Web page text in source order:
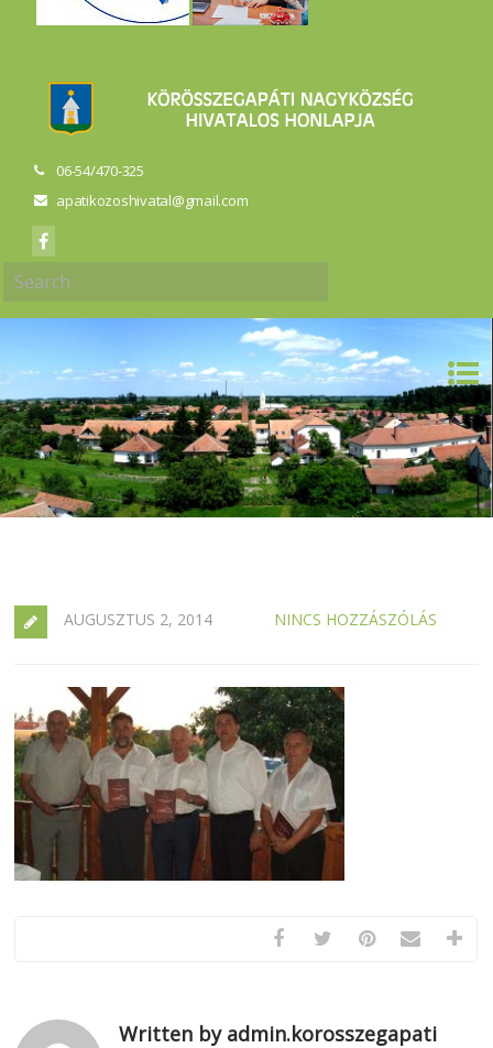
06-54/470-325
apatikozoshivatal@gmail.com
AUGUSZTUS 2, 2014 NINCS HOZZÁSZÓLÁS
Written by admin.korosszegapati